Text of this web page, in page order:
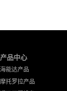
产品中心
海能达产品
摩托罗拉产品